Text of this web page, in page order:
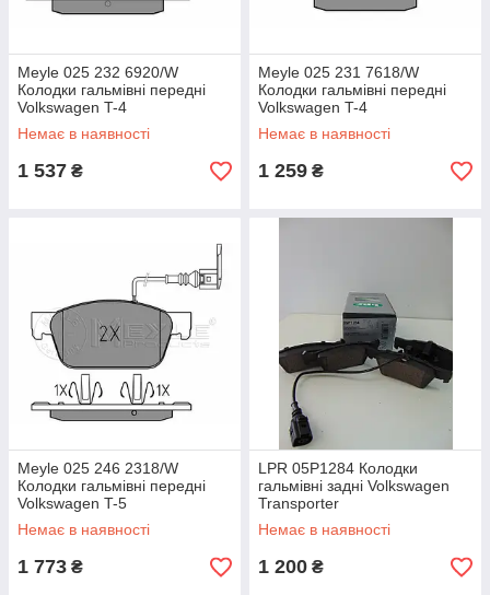
Meyle 025 232 6920/W
Колодки гальмівні передні
Volkswagen T-4
Немає в наявності
1 537 ₴
Meyle 025 231 7618/W
Колодки гальмівні передні
Volkswagen T-4
Немає в наявності
1 259 ₴
Meyle 025 246 2318/W
Колодки гальмівні передні
Volkswagen T-5
Немає в наявності
1 773 ₴
LPR 05P1284 Колодки
гальмівні задні Volkswagen
Transporter
Немає в наявності
1 200 ₴